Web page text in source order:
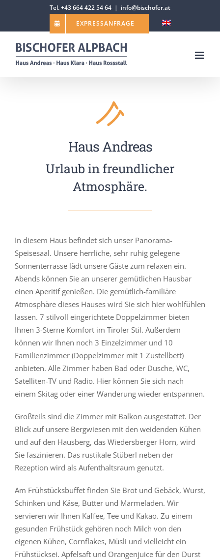
springen
Tel. +43 664 422 54 64 | info@bischofer.at
EXPRESSANFRAGE
Haus Andreas
Urlaub in freundlicher
Atmosphäre.
In die­sem Haus be­fin­det sich un­ser Pan­ora­ma-
Spei­se­saal. Un­se­re herr­li­che, sehr ru­hig ge­le­ge­ne
Son­nen­ter­ras­se lädt un­se­re Gäs­te zum re­la­xen ein.
Abends kön­nen Sie an un­se­rer ge­müt­li­chen Haus­bar
ei­nen Ape­ri­tif ge­nie­ßen. Die ge­müt­lich-fa­mi­liä­re
At­mo­sphä­re die­ses Hau­ses wird Sie sich hier wohl­füh­len
las­sen. 7 stil­voll ein­ge­rich­te­te Dop­pel­zim­mer bie­ten
Ih­nen 3-Ster­ne Kom­fort im Ti­ro­ler Stil. Au­ßer­dem
kön­nen wir Ih­nen noch 3 Ein­zel­zim­mer und 10
Fa­mi­li­en­zim­mer (Dop­pel­zim­mer mit 1 Zu­s­tell­bett)
an­bie­ten. Al­le Zim­mer ha­ben Bad oder Du­sche, WC,
Sa­tel­li­ten-TV und Ra­dio. Hier kön­nen Sie sich nach
ei­nem Ski­tag oder ei­ner Wan­de­rung wie­der ent­span­nen.
Groß­t­eils sind die Zim­mer mit Bal­kon aus­ge­stat­tet. Der
Blick auf un­se­re Berg­wie­sen mit den wei­den­den Kühen
und auf den Haus­berg, das Wie­ders­ber­ger Horn, wird
Sie fas­zi­nie­ren. Das rus­ti­ka­le St­überl ne­ben der
Re­zep­ti­on wird als Au­f­ent­halts­raum ge­nutzt.
Am Früh­s­tücks­buf­fet fin­den Sie Brot und Ge­bäck, Wurst,
Schin­ken und Kä­se, But­ter und Mar­me­la­den. Wir
ser­vie­ren wir Ih­nen Kaf­fee, Tee und Ka­kao. Zu ei­nem
ge­sun­den Früh­s­tück ge­hö­ren noch Milch von den
ei­ge­nen Kühen, Corn­fla­kes, Müs­li und vi­el­leicht ein
Früh­s­tücksei. Ap­fel­saft und Or­an­gen­juice für den Durst